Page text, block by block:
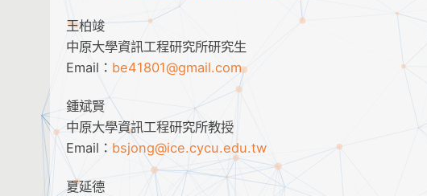
王柏竣
中原大學資訊工程研究所研究生
Email： be41801@gmail.com
鍾斌賢
中原大學資訊工程研究所教授
Email： bsjong@ice.cycu.edu.tw
夏延德